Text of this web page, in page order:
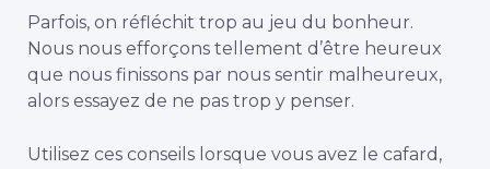
Parfois, on réfléchit trop au jeu du bonheur.
Nous nous efforçons tellement d’être heureux
que nous finissons par nous sentir malheureux,
alors essayez de ne pas trop y penser.
Utilisez ces conseils lorsque vous avez le cafard,